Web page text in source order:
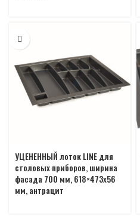
УЦЕНЕННЫЙ лоток LINE для
столовых приборов, ширина
фасада 700 мм, 618×473х56
мм, антрацит